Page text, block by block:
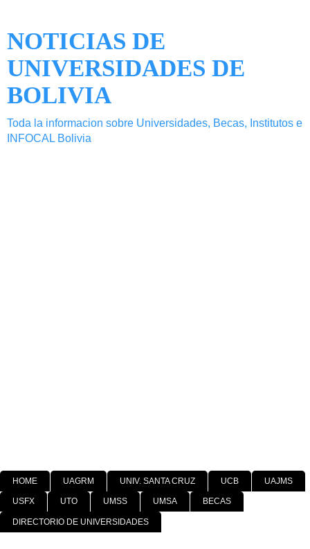
NOTICIAS DE
UNIVERSIDADES DE
BOLIVIA
Toda la informacion sobre Universidades, Becas, Institutos e
INFOCAL Bolivia
HOME UAGRM UNIV. SANTA CRUZ UCB UAJMS
USFX UTO UMSS UMSA BECAS
DIRECTORIO DE UNIVERSIDADES